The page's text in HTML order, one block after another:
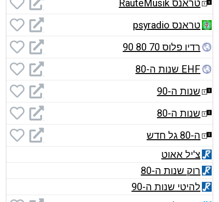
טראנס RauteMusik
טראנס psyradio
רדיו פלוס 70 80 90
EHF שנות ה-80
שנות ה-90
שנות ה-80
ה-80 גל חדש
צ'יל אאוט
רוק שנות ה-80
להיטי שנות ה-90